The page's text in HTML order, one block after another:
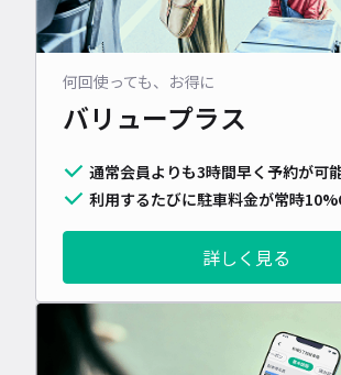
何回使っても、お得に
バリュープラス
通常会員よりも3時間早く予約が可
利用するたびに駐車料金が常時
詳しく見る